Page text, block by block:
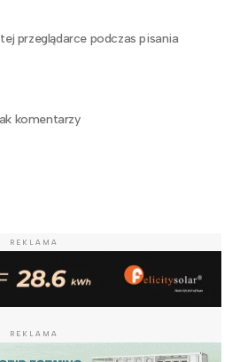
przeglądarce podczas pisania
komentarzy
REKLAMA
REKLAMA